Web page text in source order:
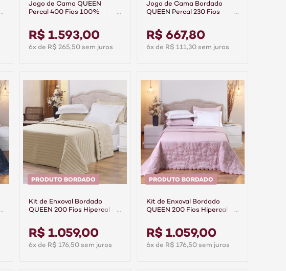
Jogo de Cama QUEEN
Percal 400 Fios 100%
R$ 1.593,00
6x de R$ 265,50 sem juros
Jogo de Cama Bordado
QUEEN Percal 230 Fios
Branco/Cáqui
R$ 667,80
6x de R$ 111,30 sem juros
PRODUTO BORDADO
Kit de Enxoval Bordado
QUEEN 200 Fios Hipercal 6
Bege/Floral
R$ 1.059,00
6x de R$ 176,50 sem juros
PRODUTO BORDADO
Kit de Enxoval Bordado
QUEEN 200 Fios Hipercal 6
Rose/Floral
R$ 1.059,00
6x de R$ 176,50 sem juros